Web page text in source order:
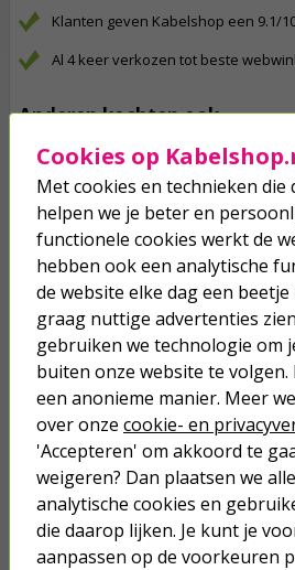
Klanten geven Kabelshop een 9.1/
Al 4 keer verkozen tot beste
Anderen kochten ook...
XMVK |
2.5 mm²)
175,00
Stopcontact
buiten | PEHA |
Serie, Grijs)
35,95
XMVK |
2.5 mm²)
153,95
Cookies op
Met cookies en technieken die
helpen we je beter en
functionele cookies werkt de
hebben ook een analytische
de website elke dag een
graag nuttige advertenties
gebruiken we technologie om
buiten onze website te volgen.
een anonieme manier. Meer
over onze cookie- en
'Accepteren' om akkoord te
weigeren? Dan plaatsen we
analytische cookies en
die daarop lijken. Je kunt je
aanpassen op de voorkeuren